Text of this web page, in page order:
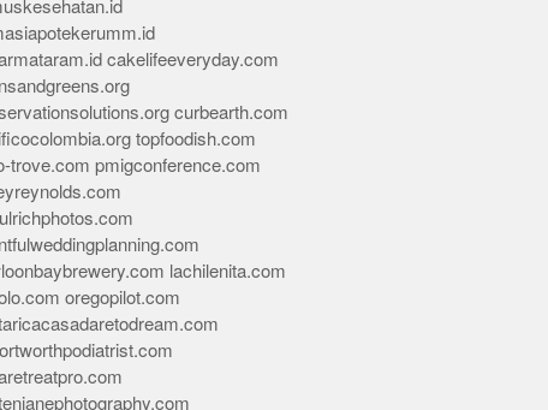
cakelifeeveryday.com
curbearth.com
topfoodish.com
trove.com pmigconference.com
lachilenita.com
oregopilot.com